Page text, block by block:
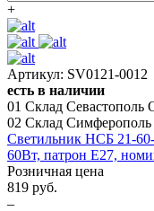
+
Артикул: SV0121-0012
есть в наличии
01 Склад Севастополь
02 Склад
Светильник НСБ 21-
60Вт, патрон E27,
Розничная цена
819 руб.
–